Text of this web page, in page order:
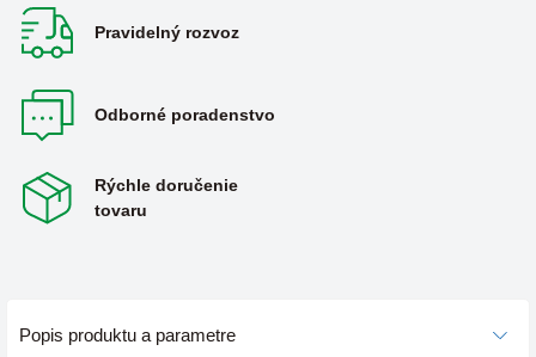
Pravidelný rozvoz
Odborné poradenstvo
Rýchle doručenie
tovaru
Popis produktu a parametre